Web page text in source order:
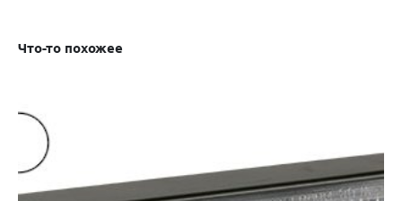
Что-то похожее